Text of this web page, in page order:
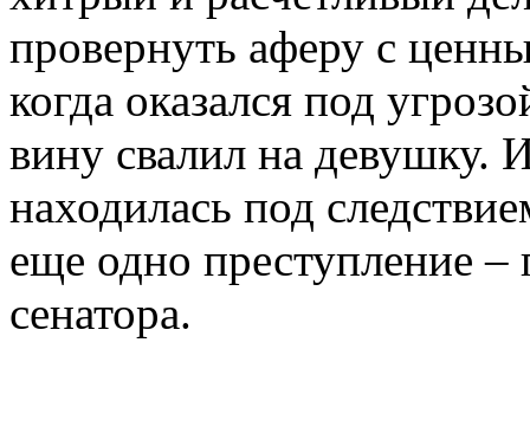
провернуть аферу с
когда оказался под
вину свалил на девушку.
находилась под
еще одно преступление –
сенатора.